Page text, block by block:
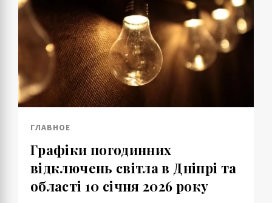
ГЛАВНОЕ
Графіки погодинних
відключень світла в Дніпрі та
області 10 січня 2026 року